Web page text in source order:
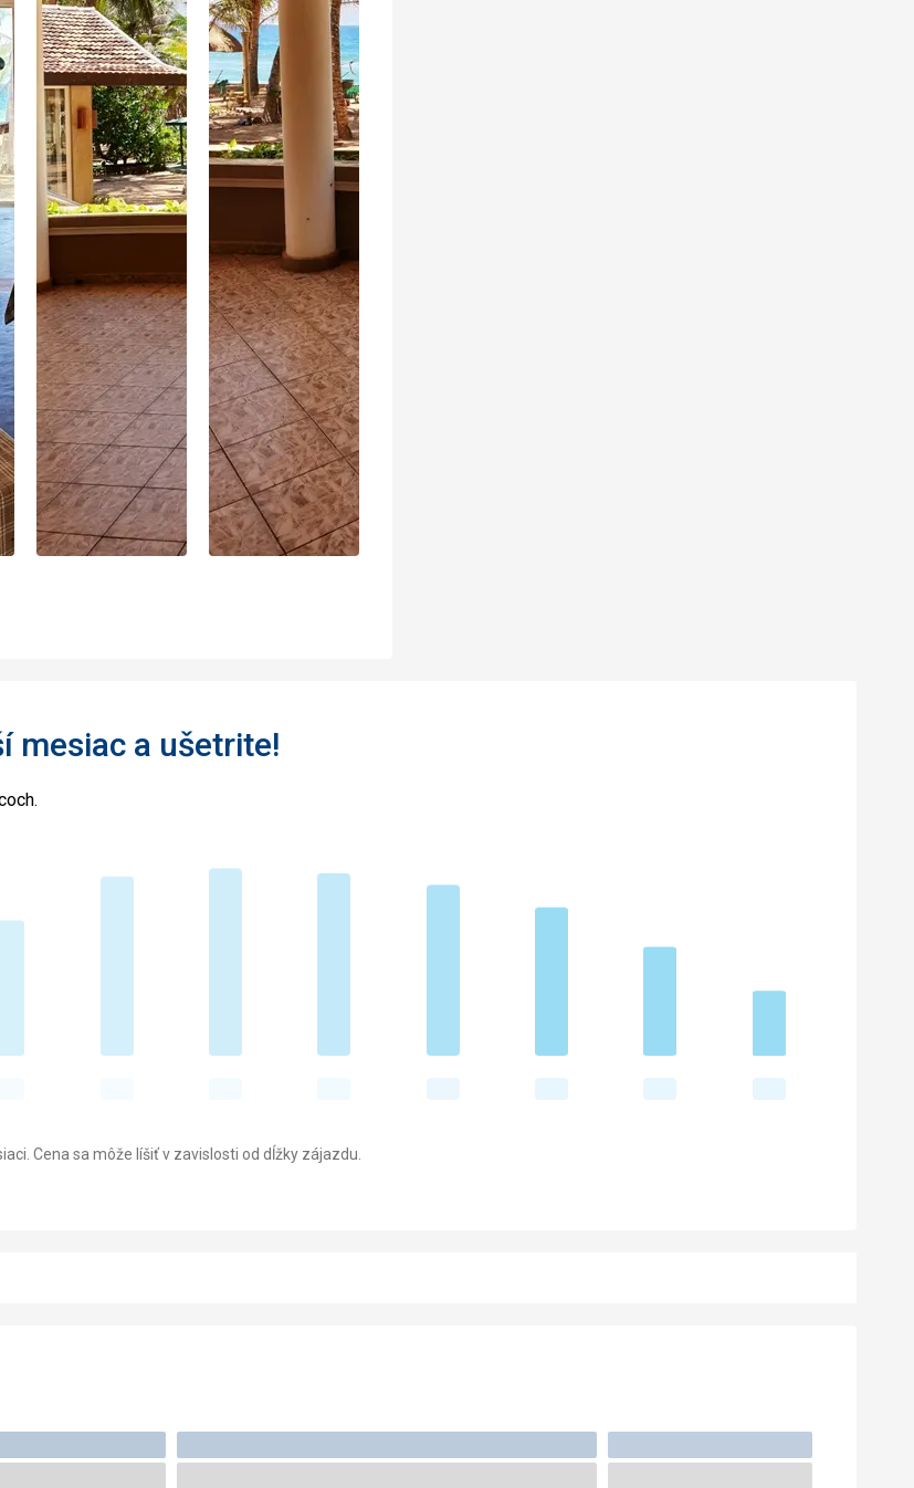
mesiac a ušetrite!
Cena sa môže líšiť v zavislosti od dĺžky zájazdu.